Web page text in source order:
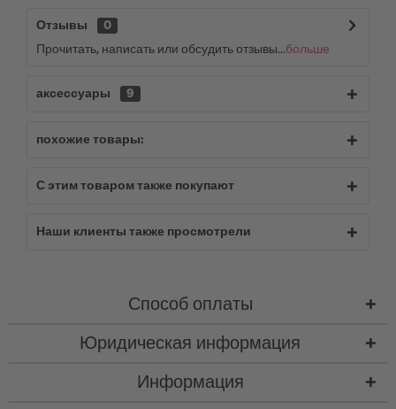
Отзывы
0
Прочитать, написать или обсудить отзывы...больше
аксессуары 9
похожие товары:
С этим товаром также покупают
Наши клиенты также просмотрели
Способ оплаты
Юридическая информация
Информация